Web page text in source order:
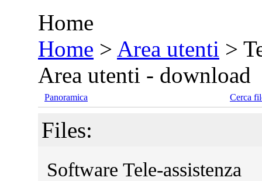
Home
Home > Area utenti >
Area utenti - download
Panoramica Cerca
Files:
Software Tele-assistenza